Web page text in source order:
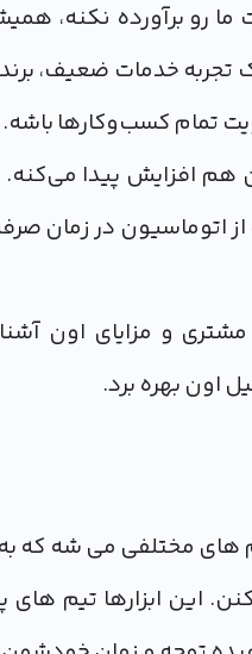
رو برآورده نکنه،
بعد از یک تجربه خدمات
تمام کسب‌وکارها باشه.
هم افزایش پیدا می‌کنه.
از اتوماسیون در
و مزایای اون
اون بهره برد.
مختلفی می شه که
ابزارها تیم های